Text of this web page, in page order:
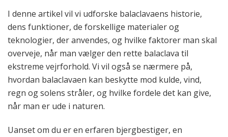
I denne artikel vil vi udforske balaclavaens historie,
dens funktioner, de forskellige materialer og
teknologier, der anvendes, og hvilke faktorer man skal
overveje, når man vælger den rette balaclava til
ekstreme vejrforhold. Vi vil også se nærmere på,
hvordan balaclavaen kan beskytte mod kulde, vind,
regn og solens stråler, og hvilke fordele det kan give,
når man er ude i naturen.
Uanset om du er en erfaren bjergbestiger, en